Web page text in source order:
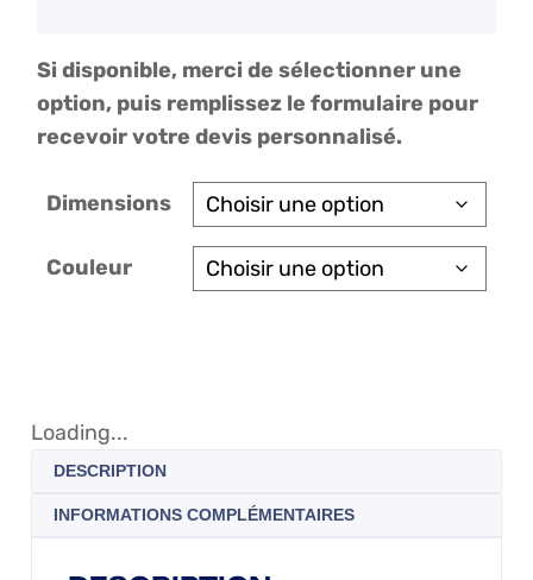
Si disponible, merci de sélectionner une
option, puis remplissez le formulaire pour
recevoir votre devis personnalisé.
Dimensions
Couleur
Loading...
DESCRIPTION
INFORMATIONS COMPLÉMENTAIRES